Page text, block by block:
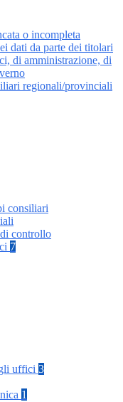
o incompleta
dati da parte dei titolari
di amministrazione, di
regionali/provinciali
consiliari
controllo
7
uffici 3
1